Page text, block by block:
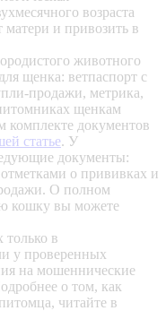
возраста
и привозить в
животного
щенка: ветпаспорт с
продажи, метрика,
щенкам
комплекте документов
статье. У
документы:
о прививках и
О полном
кошку вы можете
в
у проверенных
на мошеннические
о том, как
читайте в